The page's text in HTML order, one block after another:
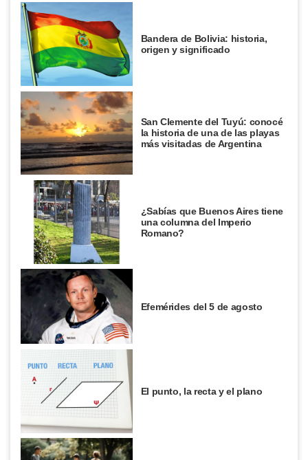
Bandera de Bolivia: historia,
origen y significado
San Clemente del Tuyú: conocé
la historia de una de las playas
más visitadas de Argentina
¿Sabías que Buenos Aires tiene
una columna del Imperio
Romano?
Efemérides del 5 de agosto
El punto, la recta y el plano